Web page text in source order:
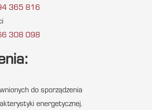
365 816
308 098
do sporządzenia
energetycznej.